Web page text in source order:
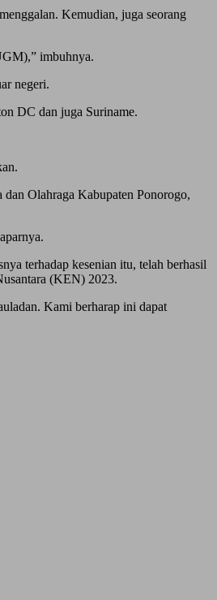
Kemudian, juga seorang
imbuhnya.
negeri.
DC dan juga Suriname.
Olahraga Kabupaten Ponorogo,
terhadap kesenian itu, telah berhasil
(KEN) 2023.
Kami berharap ini dapat